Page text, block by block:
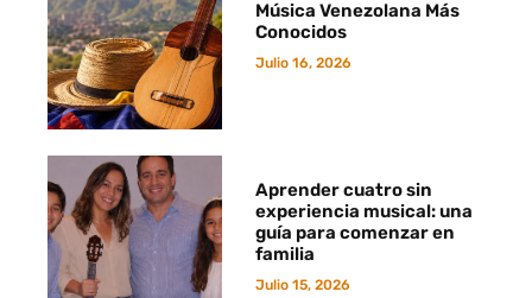
Música Venezolana Más
Conocidos
Julio 16, 2026
Aprender cuatro sin
experiencia musical: una
guía para comenzar en
familia
Julio 15, 2026